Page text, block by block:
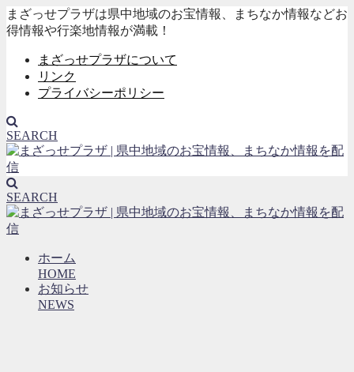
まざっせプラザは県中地域のお宝情報、まちなか情報などお
得情報や行楽地情報が満載！
まざっせプラザについて
リンク
プライバシーポリシー
SEARCH
SEARCH
ホーム
HOME
お知らせ
NEWS